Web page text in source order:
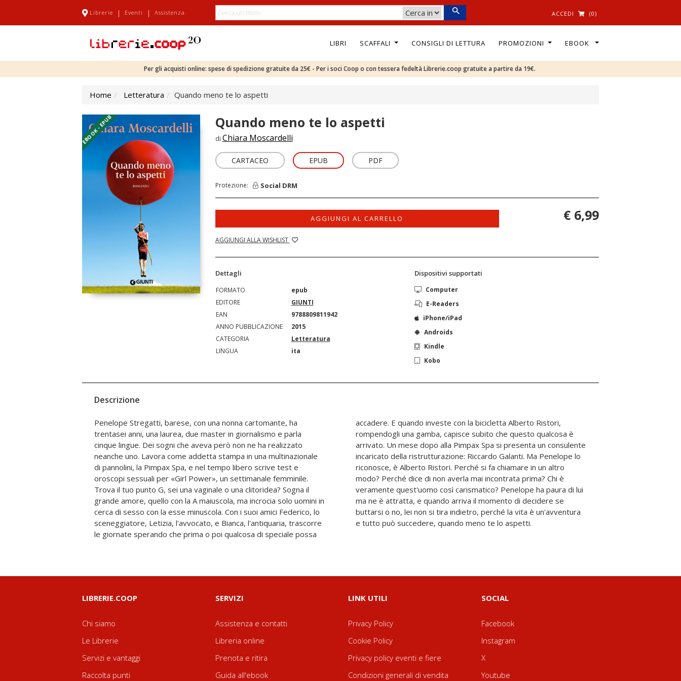
Librerie | Eventi | Assistenza ACCEDI (0)
LIBRI SCAFFALI CONSIGLI DI LETTURA PROMOZIONI EBOOK
Per gli acquisti online: spese di spedizione gratuite da 25€ - Per i soci Coop o con tessera fedeltà Librerie.coop gratuite a partire da 19€.
Home Letteratura Quando meno te lo aspetti
EBOOK - EPUB Quando meno te lo aspetti
di Chiara Moscardelli
CARTACEO EPUB PDF
Protezione: Social DRM
AGGIUNGI AL CARRELLO
AGGIUNGI ALLA WISHLIST
€ 6,99
Dettagli
FORMATO
epub
EDITORE
GIUNTI
EAN
9788809811942
ANNO PUBBLICAZIONE
2015
CATEGORIA
Letteratura
LINGUA
ita
Dispositivi supportati
Computer
E-Readers
iPhone/iPad
Androids
Kindle
Kobo
Descrizione
Penelope Stregatti, barese, con una nonna cartomante, ha
trentasei anni, una laurea, due master in giornalismo e parla
cinque lingue. Dei sogni che aveva però non ne ha realizzato
neanche uno. Lavora come addetta stampa in una multinazionale
di pannolini, la Pimpax Spa, e nel tempo libero scrive test e
oroscopi sessuali per «Girl Power», un settimanale femminile.
Trova il tuo punto G, sei una vaginale o una clitoridea? Sogna il
grande amore, quello con la A maiuscola, ma incrocia solo uomini in
cerca di sesso con la esse minuscola. Con i suoi amici Federico, lo
sceneggiatore, Letizia, l'avvocato, e Bianca, l'antiquaria, trascorre
le giornate sperando che prima o poi qualcosa di speciale possa
accadere. E quando investe con la bicicletta Alberto Ristori,
rompendogli una gamba, capisce subito che questo qualcosa è
arrivato. Un mese dopo alla Pimpax Spa si presenta un consulente
incaricato della ristrutturazione: Riccardo Galanti. Ma Penelope lo
riconosce, è Alberto Ristori. Perché si fa chiamare in un altro
modo? Perché dice di non averla mai incontrata prima? Chi è
veramente quest'uomo così carismatico? Penelope ha paura di lui
ma ne è attratta, e quando arriva il momento di decidere se
buttarsi o no, lei non si tira indietro, perché la vita è un'avventura
e tutto può succedere, quando meno te lo aspetti.
LIBRERIE.COOP
Chi siamo
Le Librerie
Servizi e vantaggi
Raccolta punti
SERVIZI
Assistenza e contatti
Libreria online
Prenota e ritira
Guida all'ebook
LINK UTILI
Privacy Policy
Cookie Policy
Privacy policy eventi e fiere
Condizioni generali di vendita
SOCIAL
Facebook
Instagram
X
Youtube